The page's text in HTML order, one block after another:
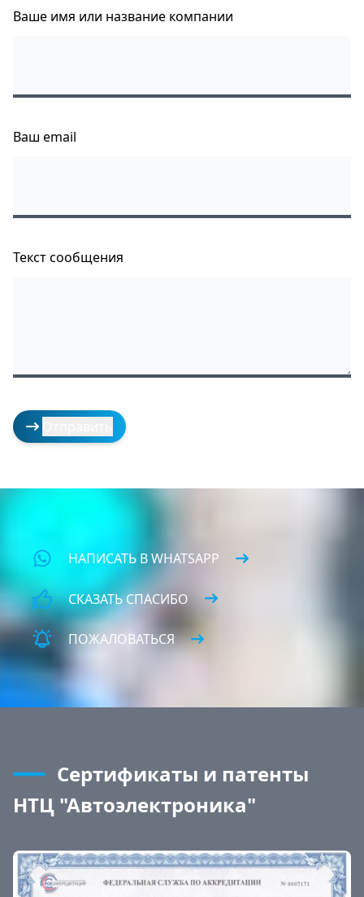
Ваше имя или название компании
Ваш email
Текст сообщения
НАПИСАТЬ В WHATSAPP
СКАЗАТЬ СПАСИБО
ПОЖАЛОВАТЬСЯ
Сертификаты и патенты
НТЦ "Автоэлектроника"